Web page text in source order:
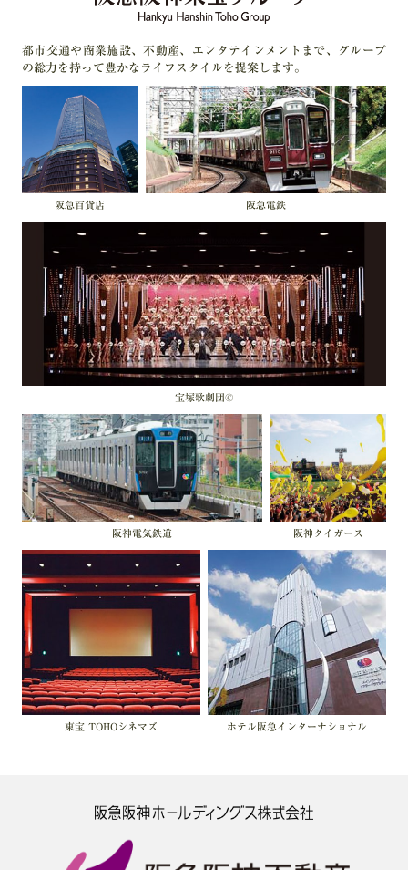
都市交通や商業施設、不動産、エンタテインメントまで、グループ
の総力を持って豊かなライフスタイルを提案します。
阪急百貨店 阪急電鉄
宝塚歌劇団©
阪神電気鉄道 阪神タイガース
東宝 TOHOシネマズ ホテル阪急 インターナショナル